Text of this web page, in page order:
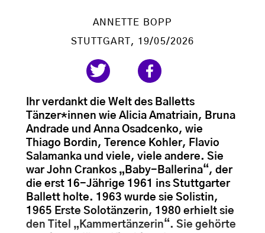
ANNETTE BOPP
STUTTGART
, 19/05/2026
Ihr verdankt die Welt des Balletts
Tänzer*innen wie Alicia Amatriain, Bruna
Andrade und Anna Osadcenko, wie
Thiago Bordin, Terence Kohler, Flavio
Salamanka und viele, viele andere. Sie
war John Crankos „Baby-Ballerina“, der
die erst 16-Jährige 1961 ins Stuttgarter
Ballett holte. 1963 wurde sie Solistin,
1965 Erste Solotänzerin, 1980 erhielt sie
den Titel „Kammertänzerin“. Sie gehörte